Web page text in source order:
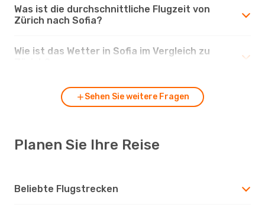
Was ist die durchschnittliche Flugzeit von
Zürich nach Sofia?
Wie ist das Wetter in Sofia im Vergleich zu
Sehen Sie weitere Fragen
Planen Sie Ihre Reise
Beliebte Flugstrecken